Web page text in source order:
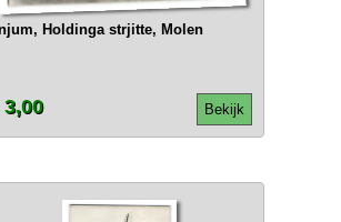
Holdinga strjitte, Molen
Bekijk
3,00